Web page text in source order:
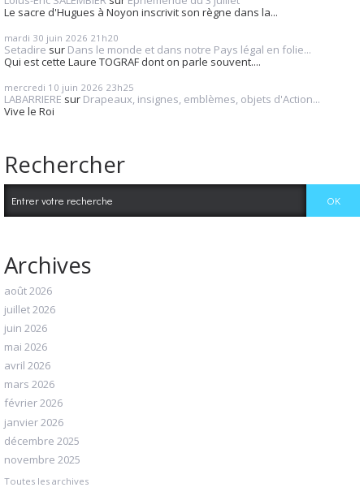
Le sacre d'Hugues à Noyon inscrivit son règne dans la...
mardi 30 juin 2026 21h20
Setadire sur Dans le monde et dans notre Pays légal en folie...
Qui est cette Laure TOGRAF dont on parle souvent....
mercredi 10 juin 2026 23h25
LABARRIERE sur Drapeaux, insignes, emblèmes, objets d'Action...
Vive le Roi
Rechercher
Archives
août 2026
juillet 2026
juin 2026
mai 2026
avril 2026
mars 2026
février 2026
janvier 2026
décembre 2025
novembre 2025
Toutes les archives